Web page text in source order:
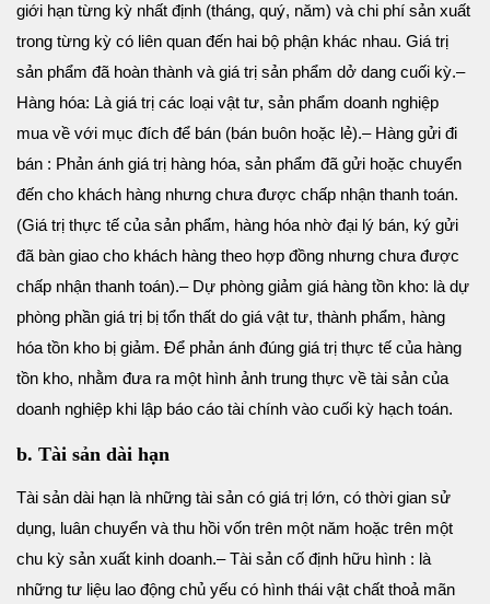
giới hạn từng kỳ nhất định (tháng, quý, năm) và chi phí sản xuất
trong từng kỳ có liên quan đến hai bộ phận khác nhau. Giá trị
sản phẩm đã hoàn thành và giá trị sản phẩm dở dang cuối kỳ.–
Hàng hóa: Là giá trị các loại vật tư, sản phẩm doanh nghiệp
mua về với mục đích để bán (bán buôn hoặc lẻ).– Hàng gửi đi
bán : Phản ánh giá trị hàng hóa, sản phẩm đã gửi hoặc chuyển
đến cho khách hàng nhưng chưa được chấp nhận thanh toán.
(Giá trị thực tế của sản phẩm, hàng hóa nhờ đại lý bán, ký gửi
đã bàn giao cho khách hàng theo hợp đồng nhưng chưa được
chấp nhận thanh toán).– Dự phòng giảm giá hàng tồn kho: là dự
phòng phần giá trị bị tổn thất do giá vật tư, thành phẩm, hàng
hóa tồn kho bị giảm. Để phản ánh đúng giá trị thực tế của hàng
tồn kho, nhằm đưa ra một hình ảnh trung thực về tài sản của
doanh nghiệp khi lập báo cáo tài chính vào cuối kỳ hạch toán.
b. Tài sản dài hạn
Tài sản dài hạn là những tài sản có giá trị lớn, có thời gian sử
dụng, luân chuyển và thu hồi vốn trên một năm hoặc trên một
chu kỳ sản xuất kinh doanh.– Tài sản cố định hữu hình : là
những tư liệu lao động chủ yếu có hình thái vật chất thoả mãn